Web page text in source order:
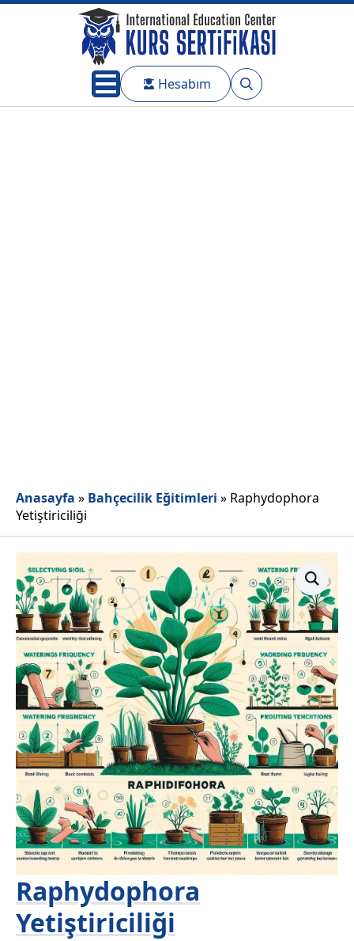
Hesabım
Search
Anasayfa » Bahçecilik Eğitimleri » Raphydophora
Yetiştiriciliği
Raphydophora
Yetiştiriciliği